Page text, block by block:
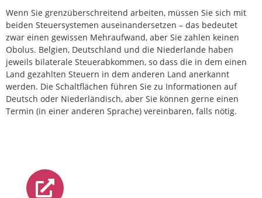
Wenn Sie grenzüberschreitend arbeiten, müssen Sie sich mit
beiden Steuersystemen auseinandersetzen – das bedeutet
zwar einen gewissen Mehraufwand, aber Sie zahlen keinen
Obolus. Belgien, Deutschland und die Niederlande haben
jeweils bilaterale Steuerabkommen, so dass die in dem einen
Land gezahlten Steuern in dem anderen Land anerkannt
werden. Die Schaltflächen führen Sie zu Informationen auf
Deutsch oder Niederländisch, aber Sie können gerne einen
Termin (in einer anderen Sprache) vereinbaren, falls nötig.